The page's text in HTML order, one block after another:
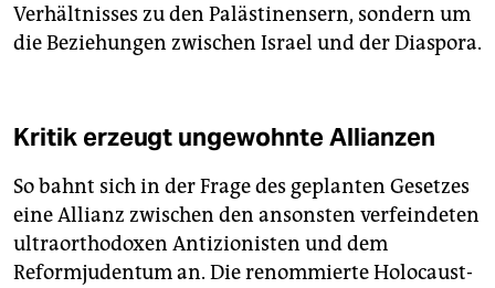
Verhältnisses zu den Palästinensern, sondern um
die Beziehungen zwischen Israel und der Diaspora.
Kritik erzeugt ungewohnte Allianzen
So bahnt sich in der Frage des geplanten Gesetzes
eine Allianz zwischen den ansonsten verfeindeten
ultraorthodoxen Antizionisten und dem
Reformjudentum an. Die renommierte Holocaust-